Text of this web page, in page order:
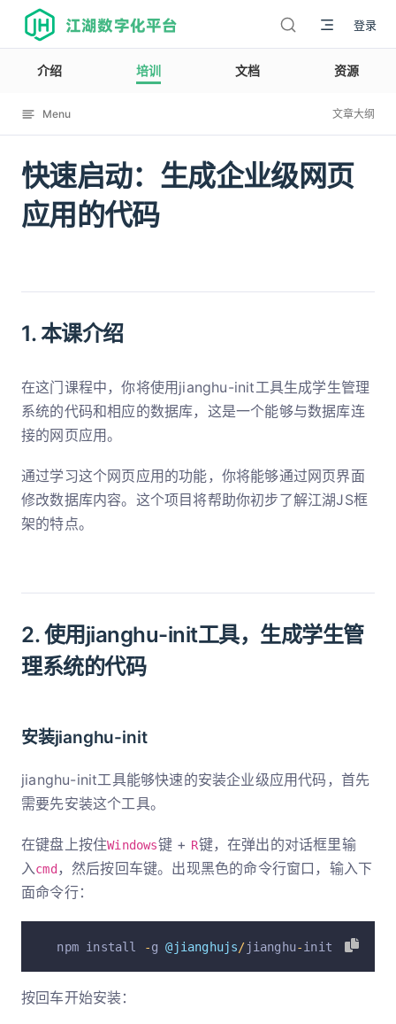
江湖数字化平台 登录
介绍 培训 文档 资源
Menu 文章大纲
快速启动：生成企业级网页
应用的代码
12002
1. 本课介绍
在这门课程中，你将使用jianghu-init工具生成学生管理
系统的代码和相应的数据库，这是一个能够与数据库连
接的网页应用。
通过学习这个网页应用的功能，你将能够通过网页界面
修改数据库内容。这个项目将帮助你初步了解江湖JS框
架的特点。
2. 使用jianghu-init工具，生成学生管
理系统的代码
安装jianghu-init
jianghu-init工具能够快速的安装企业级应用代码，首先
需要先安装这个工具。
在键盘上按住Windows键 + R键，在弹出的对话框里输
入cmd，然后按回车键。出现黑色的命令行窗口，输入下
面命令行：
  npm install
-g @jianghujs/jianghu-init
按回车开始安装：